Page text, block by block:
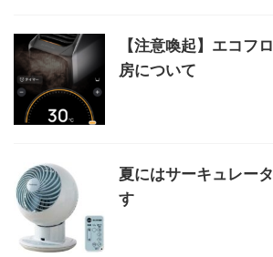
【注意喚起】エコフ
房について
夏にはサーキュレー
す